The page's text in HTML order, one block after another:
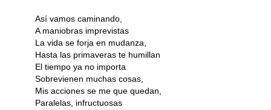
Así vamos caminando,
A maniobras imprevistas
La vida se forja en mudanza,
Hasta las primaveras te humillan
El tiempo ya no importa
Sobrevienen muchas cosas,
Mis acciones se me que quedan,
Paralelas, infructuosas